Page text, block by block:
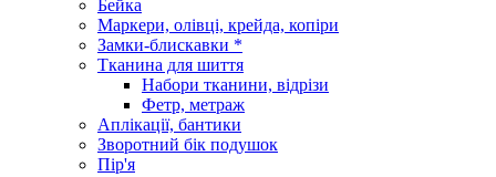
Бейка
Маркери, олівці, крейда, копіри
Замки-блискавки *
Тканина для шиття
Набори тканини, відрізи
Фетр, метраж
Аплікації, бантики
Зворотний бік подушок
Пір'я